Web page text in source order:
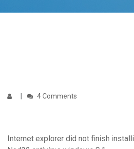
4 Comments
Internet explorer did not finish